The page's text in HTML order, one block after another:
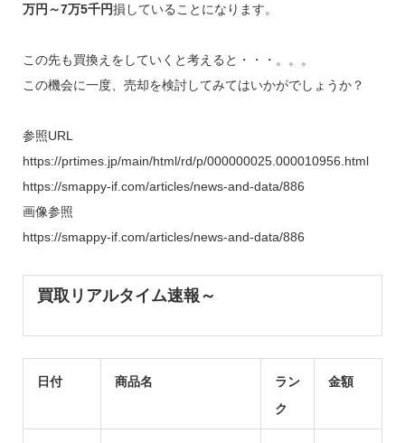
万円～7万5千円損していることになります。
この先も買換えをしていくと考えると・・・。。。
この機会に一度、売却を検討してみてはいかがでしょうか？
参照URL
https://prtimes.jp/main/html/rd/p/000000025.000010956.html
https://smappy-if.com/articles/news-and-data/886
画像参照
https://smappy-if.com/articles/news-and-data/886
買取リアルタイム速報～
日付 商品名
ラン
ク
金額